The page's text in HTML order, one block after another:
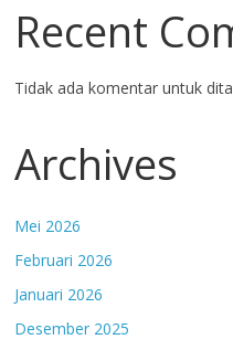
Recent
Tidak ada komentar untuk
Archives
Mei 2026
Februari 2026
Januari 2026
Desember 2025